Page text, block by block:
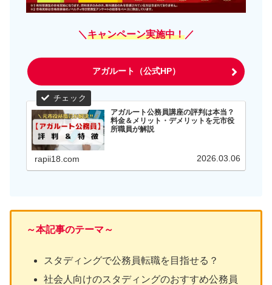
＼ キャンペーン実施中！／
アガルート（公式HP）
アガルート公務員講座の評判は本当？
料金＆メリット・デメリットを元市役
所職員が解説
rapii18.com 2026.03.06
～本記事のテーマ～
スタディングで公務員転職を目指せる？
社会人向けのスタディングのおすすめ公務員